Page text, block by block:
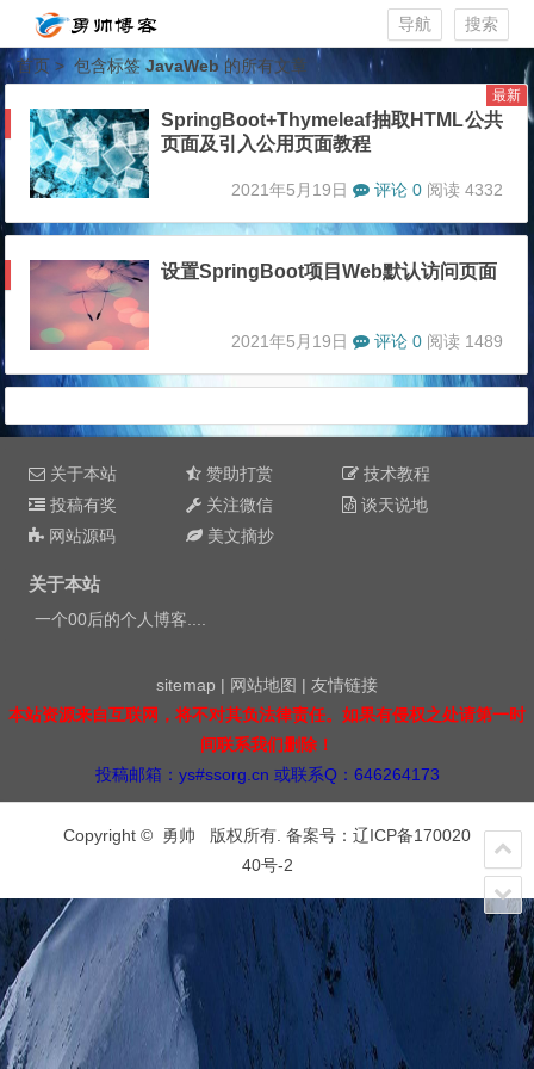
搜索
导航
首页 > 包含标签JavaWeb 的所有文章
SpringBoot+Thymeleaf抽取HTML公共
页面及引入公用页面教程
最新
2021年5月19日 评论 0 阅读 4332
设置SpringBoot项目Web默认访问页面
2021年5月19日 评论 0 阅读 1489
关于本站 赞助打赏
技术教程
投稿有奖
关注微信
谈天说地
网站源码
美文摘抄
关于本站
一个00后的个人博客....
sitemap | 网站地图 | 友情链接
本站资源来自互联网，将不对其负法律责任。如果有侵权之处请第一时
间联系我们删除！
投稿邮箱：ys#ssorg.cn 或联系Q：646264173
Copyright © 勇帅 版权所有. 备案号： 辽ICP备170020
40号-2